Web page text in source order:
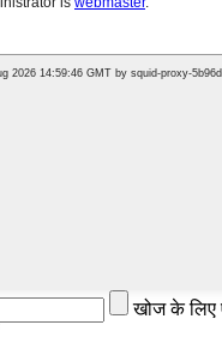
खोज के लिए